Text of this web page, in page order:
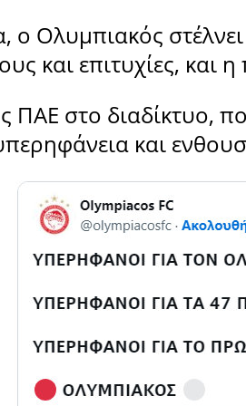
ο Ολυμπιακός
και επιτυχίες, και
ΠΑΕ στο διαδίκτυο,
και